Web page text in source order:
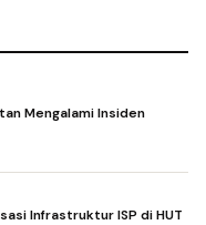
Mengalami Insiden
Infrastruktur ISP di HUT